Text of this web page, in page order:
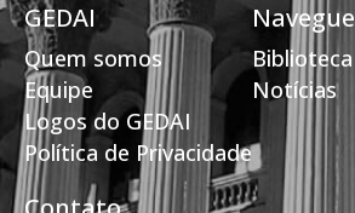
GEDAI
Quem somos
Equipe
Logos do GEDAI
Política de Privacidade
Navegue
Biblioteca
Notícias